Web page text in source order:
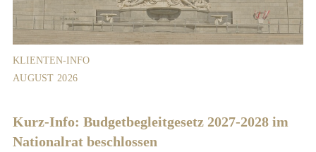
KLIENTEN-INFO
AUGUST 2026
Kurz-Info: Budgetbegleitgesetz 2027-2028 im
Nationalrat beschlossen